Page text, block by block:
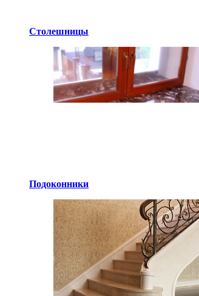
Столешницы
Подоконники